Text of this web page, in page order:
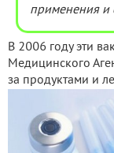
применения и
В 2006 году эти
Медицинского
за продуктами и